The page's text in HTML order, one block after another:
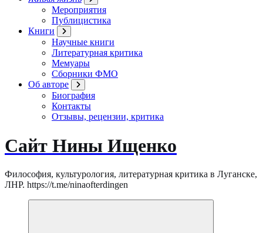
Мероприятия
Публицистика
Книги
Научные книги
Литературная критика
Мемуары
Сборники ФМО
Об авторе
Биография
Контакты
Отзывы, рецензии, критика
Сайт Нины Ищенко
Философия, культурология, литературная критика в Луганске,
ЛНР. https://t.me/ninaofterdingen